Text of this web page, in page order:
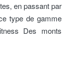
en passant par
type de gamme
Des monts